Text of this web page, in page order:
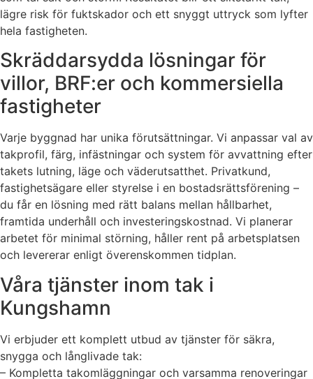
lägre risk för fuktskador och ett snyggt uttryck som lyfter
hela fastigheten.
Skräddarsydda lösningar för
villor, BRF:er och kommersiella
fastigheter
Varje byggnad har unika förutsättningar. Vi anpassar val av
takprofil, färg, infästningar och system för avvattning efter
takets lutning, läge och väderutsatthet. Privatkund,
fastighetsägare eller styrelse i en bostadsrättsförening –
du får en lösning med rätt balans mellan hållbarhet,
framtida underhåll och investeringskostnad. Vi planerar
arbetet för minimal störning, håller rent på arbetsplatsen
och levererar enligt överenskommen tidplan.
Våra tjänster inom tak i
Kungshamn
Vi erbjuder ett komplett utbud av tjänster för säkra,
snygga och långlivade tak:
– Kompletta takomläggningar och varsamma renoveringar